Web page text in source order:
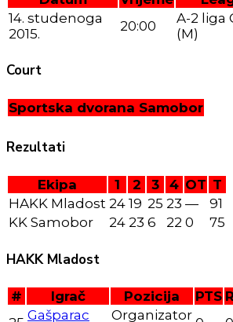
14. studenoga
2015.
20:00
A-2 liga
(M)
Court
Sportska dvorana Samobor
Rezultati
Ekipa 1 2 3 4 OT T
HAKK Mladost 24 19 25 23 —
91
KK Samobor
24 23 6 22 0 75
HAKK Mladost
# Igrač Pozicija PTS
Gašparac
Organizator